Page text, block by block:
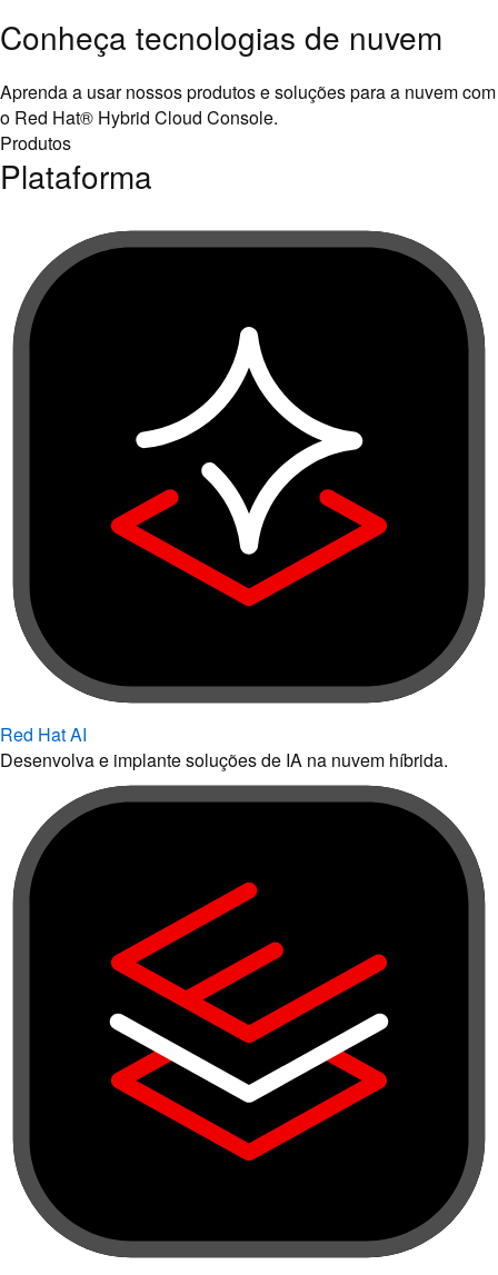
Conheça tecnologias de nuvem
Aprenda a usar nossos produtos e soluções para a nuvem com
o Red Hat® Hybrid Cloud Console.
Produtos
Plataforma
Red Hat AI
Desenvolva e implante soluções de IA na nuvem híbrida.